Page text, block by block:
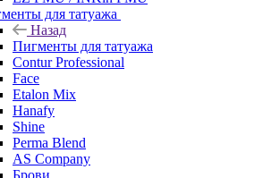
для татуажа
Назад
Пигменты для татуажа
Contur Professional
Face
Etalon Mix
Hanafy
Shine
Perma Blend
AS Company
Брови